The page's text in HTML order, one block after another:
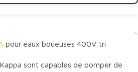
pour eaux boueuses 400V tri
sont capables de pomper de